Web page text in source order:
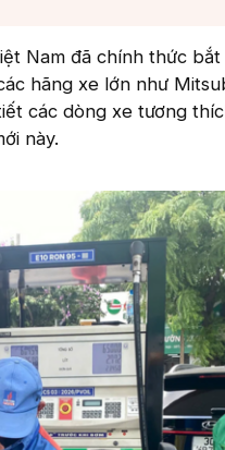
Nam đã chính thức
hãng xe lớn như
các dòng xe tương
này.